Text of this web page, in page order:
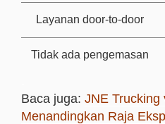
Layanan door-to-door
Tidak ada pengemasan
Baca juga: JNE Trucking
Menandingkan Raja